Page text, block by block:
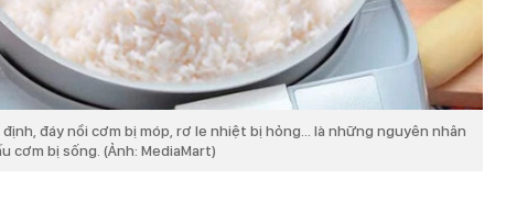
đáy nồi cơm bị móp, rơ le nhiệt bị hỏng… là những nguyên nhân
cơm bị sống. (Ảnh: MediaMart)